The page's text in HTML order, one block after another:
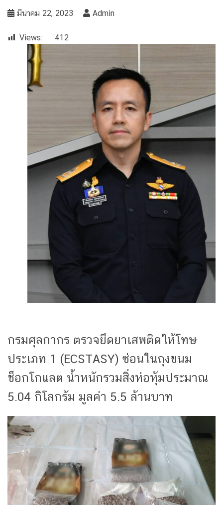
มีนาคม 22, 2023 Admin
Views: 412
กรมศุลกากร ตรวจยึดยาเสพติดให้โทษ
ประเภท 1 (ECSTASY) ซ่อนในถุงขนม
ช็อกโกแลต น้ำหนักรวมสิ่งห่อหุ้มประมาณ
5.04 กิโลกรัม มูลค่า 5.5 ล้านบาท